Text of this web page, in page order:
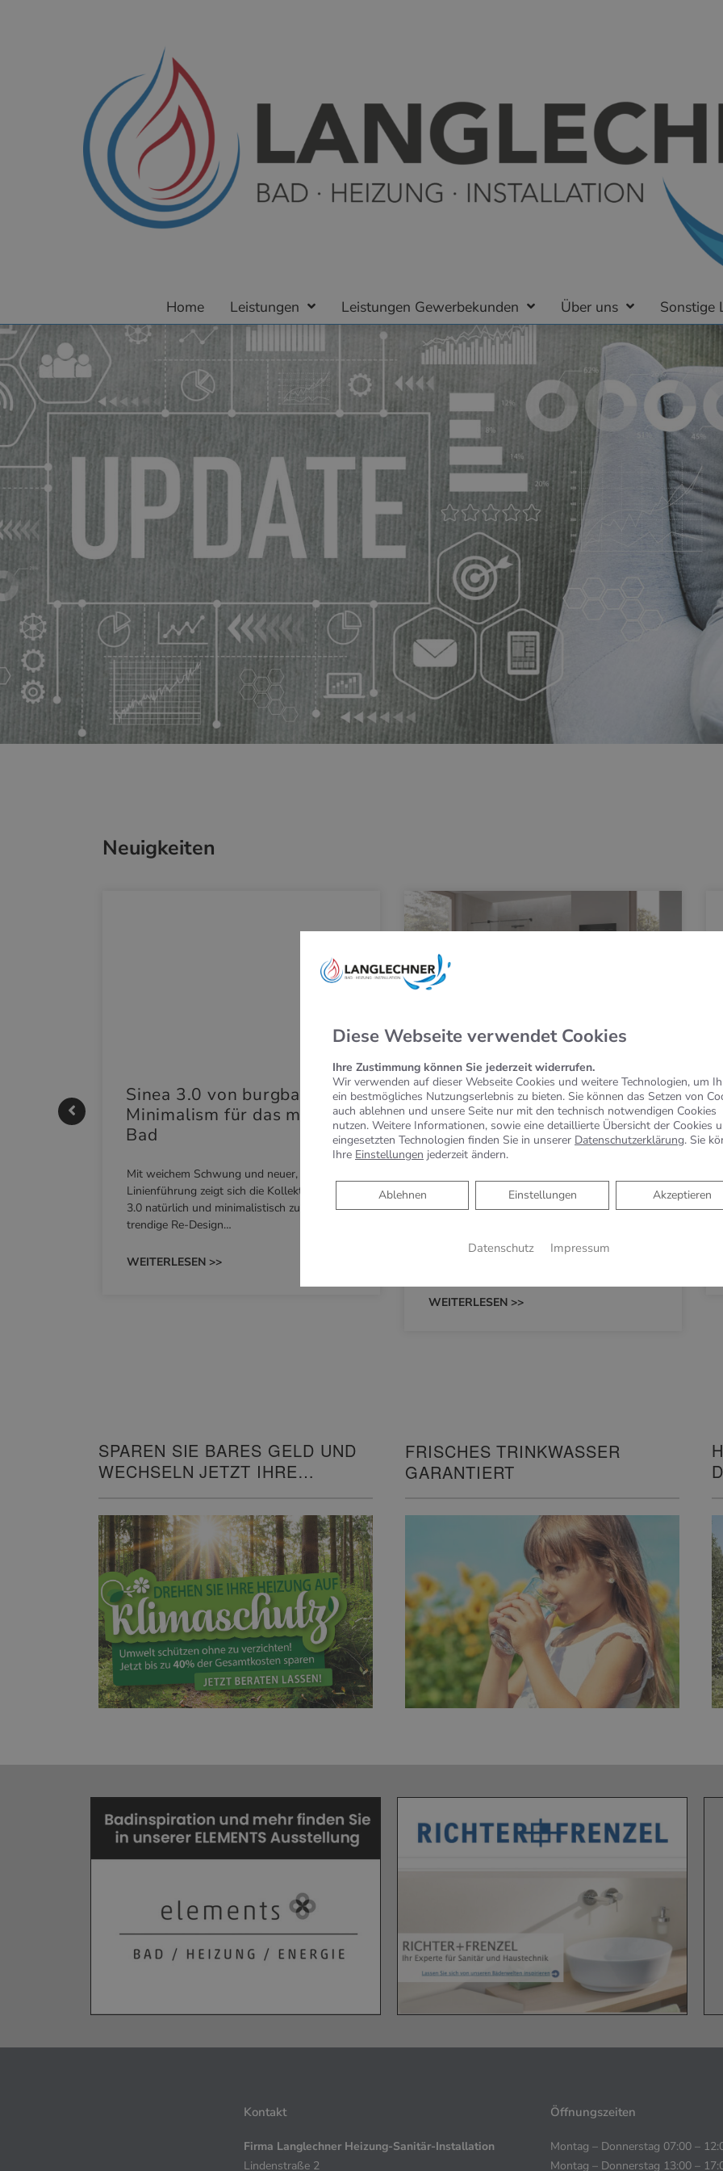
Home Leistungen Leistungen Gewerbekunden Über uns Sonstige
Neuigkeiten
Sinea 3.0 von burgbad: Soft
Minimalism für das moderne
Bad
Mit weichem Schwung und neuer, markanter
Linienführung zeigt sich die Kollektion Sinea
3.0 natürlich und minimalistisch zugleich. Das
trendige Re-Design…
WEITERLESEN >>
KEUCO PHÖNIX –
Spiegelschrank punktet mit
reduziertem Design und
benutzerfreundlicher
Bedienung
Spiegelschrank punktet mit reduziertem
Schlicht, schön und mit vielen praktischen
WEITERLESEN >>
SPAREN SIE BARES GELD UND
WECHSELN JETZT IHRE
FRISCHES TRINKWASSER
GARANTIERT
Kontakt
Firma Langlechner Heizung-Sanitär-Installation
Lindenstraße 2
Öffnungszeiten
Montag – Donnerstag 07:00 –
Montag – Donnerstag 13:00 –
Diese Webseite verwendet Cookies
Ihre Zustimmung können Sie jederzeit widerrufen.
Wir verwenden auf dieser Webseite Cookies und weitere Technologien, um
ein bestmögliches Nutzungserlebnis zu bieten. Sie können das Setzen von
auch ablehnen und unsere Seite nur mit den technisch notwendigen Cookies
nutzen. Weitere Informationen, sowie eine detaillierte Übersicht der Cookies
eingesetzten Technologien finden Sie in unserer Datenschutzerklärung. Sie
Ihre Einstellungen jederzeit ändern.
Akzeptieren
Einstellungen
Ablehnen
Ablehnen
Datenschutz Impressum